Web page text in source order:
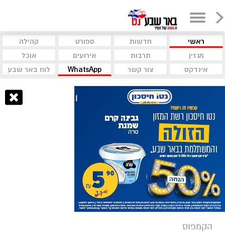
ראשי חדשות ספורט
קהילה
מגזין
תרבות אירועים
אוכל
אינדקס
צור קשר WhatsApp לוח באר שבע
הקמפוס